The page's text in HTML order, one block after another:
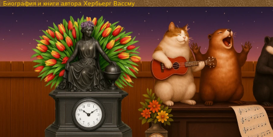
Биография и книги автора Хербьерг Вассму